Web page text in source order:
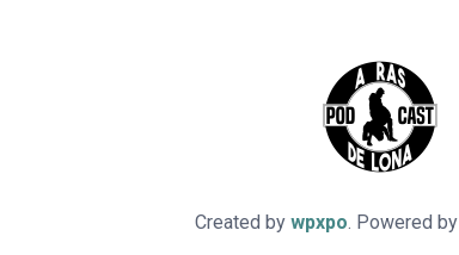
Created by wpxpo. Powered by